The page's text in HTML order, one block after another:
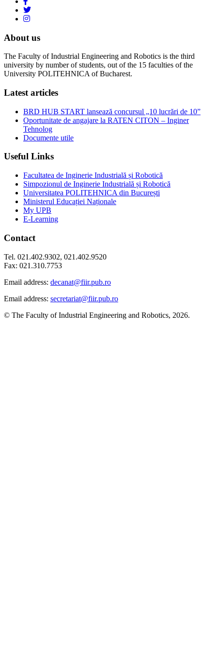
About us
The Faculty of Industrial Engineering and Robotics is the third
university by number of students, out of the 15 faculties of the
University POLITEHNICA of Bucharest.
Latest articles
BRD HUB START lansează concursul „10 lucrări de 10”
Oportunitate de angajare la RATEN CITON – Inginer
Tehnolog
Documente utile
Useful Links
Facultatea de Inginerie Industrială și Robotică
Simpozionul de Inginerie Industrială și Robotică
Universitatea POLITEHNICA din București
Ministerul Educației Naționale
My UPB
E-Learning
Contact
Tel. 021.402.9302, 021.402.9520
Fax: 021.310.7753
Email address: decanat@fiir.pub.ro
Email address: secretariat@fiir.pub.ro
© The Faculty of Industrial Engineering and Robotics, 2026.